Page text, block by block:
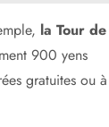
élevé,